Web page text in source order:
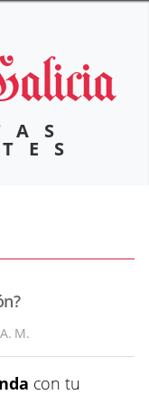
M.
con tu